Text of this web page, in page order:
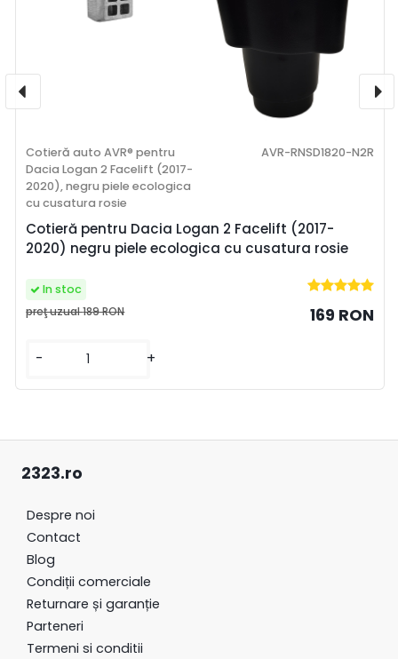
Cotieră pentru Dacia Logan 2 Facelift (2017-
2020) negru piele ecologica cu cusatura rosie
Cotieră auto AVR® pentru
Dacia Logan 2 Facelift (2017-
2020), negru piele ecologica
cu cusatura rosie
AVR-RNSD1820-N2R
preţ uzual189 RON 169 RON
- +
In stoc
2323.ro
Despre noi
Contact
Blog
Condiții comerciale
Returnare și garanție
Parteneri
Termeni si conditii